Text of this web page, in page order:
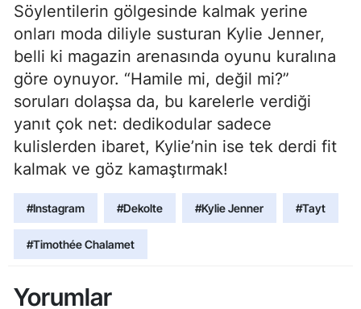
Söylentilerin gölgesinde kalmak yerine
onları moda diliyle susturan Kylie Jenner,
belli ki magazin arenasında oyunu kuralına
göre oynuyor. “Hamile mi, değil mi?”
soruları dolaşsa da, bu karelerle verdiği
yanıt çok net: dedikodular sadece
kulislerden ibaret, Kylie’nin ise tek derdi fit
kalmak ve göz kamaştırmak!
#Instagram #Dekolte #Kylie Jenner #Tayt
#Timothée Chalamet
Yorumlar